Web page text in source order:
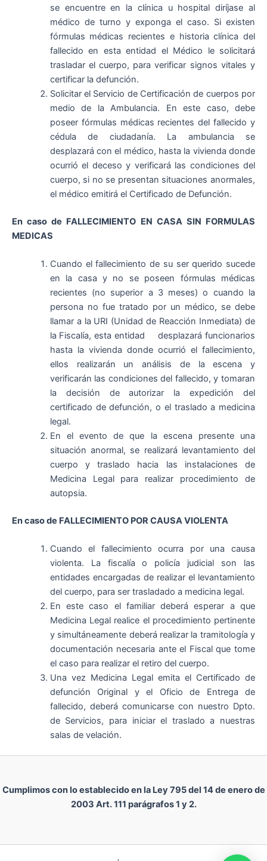
se encuentre en la clínica u hospital diríjase al
médico de turno y exponga el caso. Si existen
fórmulas médicas recientes e historia clínica del
fallecido en esta entidad el Médico le solicitará
trasladar el cuerpo, para verificar signos vitales y
certificar la defunción.
Solicitar el Servicio de Certificación de cuerpos por
medio de la Ambulancia. En este caso, debe
poseer fórmulas médicas recientes del fallecido y
cédula de ciudadanía. La ambulancia se
desplazará con el médico, hasta la vivienda donde
ocurrió el deceso y verificará las condiciones del
cuerpo, si no se presentan situaciones anormales,
el médico emitirá el Certificado de Defunción.
En caso de FALLECIMIENTO EN CASA SIN FORMULAS
MEDICAS
Cuando el fallecimiento de su ser querido sucede
en la casa y no se poseen fórmulas médicas
recientes (no superior a 3 meses) o cuando la
persona no fue tratado por un médico, se debe
llamar a la URI (Unidad de Reacción Inmediata) de
la Fiscalía, esta entidad desplazará funcionarios
hasta la vivienda donde ocurrió el fallecimiento,
ellos realizarán un análisis de la escena y
verificarán las condiciones del fallecido, y tomaran
la decisión de autorizar la expedición del
certificado de defunción, o el traslado a medicina
legal.
En el evento de que la escena presente una
situación anormal, se realizará levantamiento del
cuerpo y traslado hacia las instalaciones de
Medicina Legal para realizar procedimiento de
autopsia.
En caso de FALLECIMIENTO POR CAUSA VIOLENTA
Cuando el fallecimiento ocurra por una causa
violenta. La fiscalía o policía judicial son las
entidades encargadas de realizar el levantamiento
del cuerpo, para ser trasladado a medicina legal.
En este caso el familiar deberá esperar a que
Medicina Legal realice el procedimiento pertinente
y simultáneamente deberá realizar la tramitología y
documentación necesaria ante el Fiscal que tome
el caso para realizar el retiro del cuerpo.
Una vez Medicina Legal emita el Certificado de
defunción Original y el Oficio de Entrega de
fallecido, deberá comunicarse con nuestro Dpto.
de Servicios, para iniciar el traslado a nuestras
salas de velación.
Cumplimos con lo establecido en la Ley 795 del 14 de enero de
2003 Art. 111 parágrafos 1 y 2.